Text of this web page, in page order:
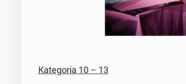
Ka­te­go­ria 10 – 13